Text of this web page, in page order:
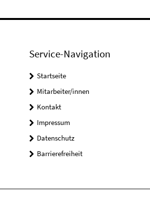
Service-Navigation
Startseite
Mitarbeiter/innen
Kontakt
Impressum
Datenschutz
Barrierefreiheit